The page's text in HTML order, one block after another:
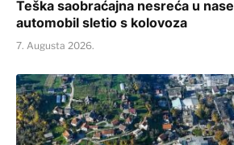
Teška saobraćajna nesreća u
automobil sletio s kolovoza
7. Augusta 2026.